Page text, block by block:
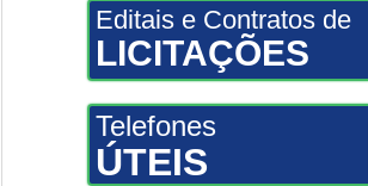
Editais e Contratos de
LICITAÇÕES
Telefones
ÚTEIS